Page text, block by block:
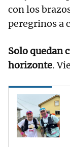
con los
peregrinos a
Solo quedan
horizonte.